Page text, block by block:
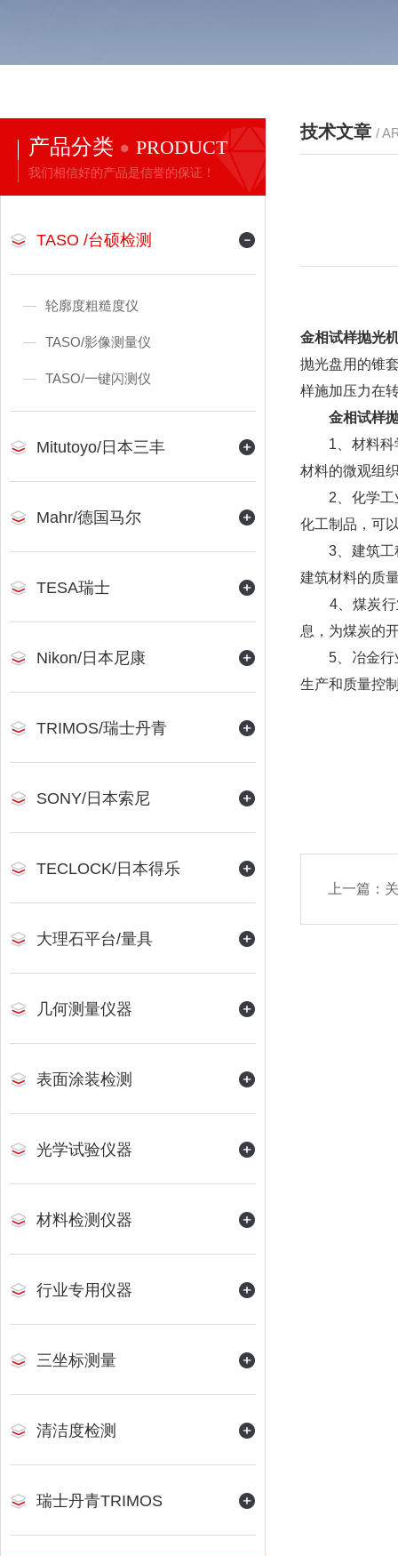
产品分类 PRODUCT
我们相信好的产品是信誉的保证！
TASO /台硕检测
轮廓度粗糙度仪
TASO/影像测量仪
TASO/一键闪测仪
Mitutoyo/日本三丰
Mahr/德国马尔
TESA瑞士
Nikon/日本尼康
TRIMOS/瑞士丹青
SONY/日本索尼
TECLOCK/日本得乐
大理石平台/量具
几何测量仪器
表面涂装检测
光学试验仪器
材料检测仪器
行业专用仪器
三坐标测量
清洁度检测
瑞士丹青TRIMOS
技术文章 /
金相试样抛光
抛光盘用的锥
样施加压力在
金相试样
1、材料科学
材料的微观组
2、化学工业
化工制品，可
3、建筑工程
建筑材料的质
4、煤炭行业
息，为煤炭的
5、冶金行业
生产和质量控
上一篇：